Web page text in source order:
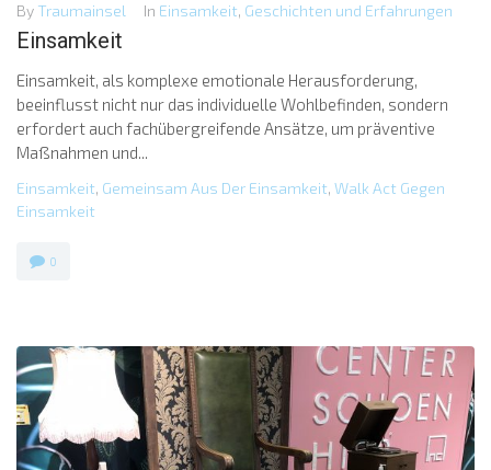
By Traumainsel In Einsamkeit, Geschichten und Erfahrungen
Einsamkeit
Einsamkeit, als komplexe emotionale Herausforderung,
beeinflusst nicht nur das individuelle Wohlbefinden, sondern
erfordert auch fachübergreifende Ansätze, um präventive
Maßnahmen und...
Einsamkeit, Gemeinsam Aus Der Einsamkeit, Walk Act Gegen
Einsamkeit
0